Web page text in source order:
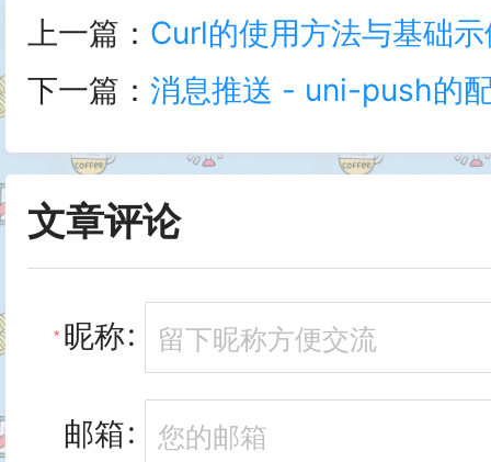
上一篇： Curl的使用方法与基础
下一篇： 消息推送 - uni-push的
文章评论
昵称
邮箱